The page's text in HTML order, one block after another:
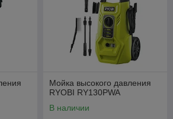
Мойка высокого давления
RYOBI RY130PWA
В наличии